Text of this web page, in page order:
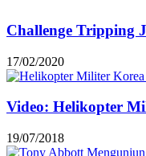
Challenge Tripping
17/02/2020
Video: Helikopter
19/07/2018